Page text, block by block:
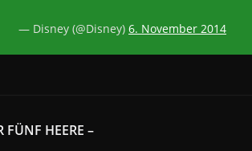
— Disney (@Disney) 6. November 2014
FÜNF HEERE –